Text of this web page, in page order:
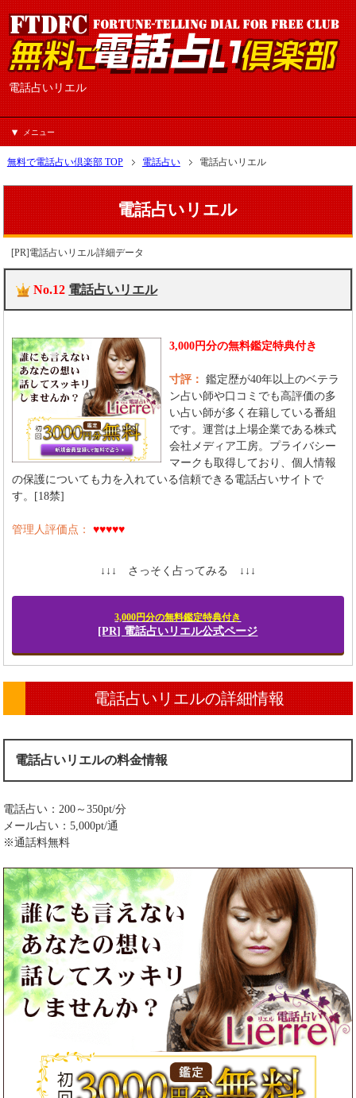
電話占いリエル
メニュー
無料で電話占い倶楽部 TOP 電話占い 電話占いリエル
電話占いリエル
[PR]電話占いリエル詳細データ
No.12 電話占いリエル
3,000円分の無料鑑定特典付き
寸評： 鑑定歴が40年以上のベテラ
ン占い師や口コミでも高評価の多
い占い師が多く在籍している番組
です。運営は上場企業である株式
会社メディア工房。プライバシー
マークも取得しており、個人情報
の保護についても力を入れている信頼できる電話占いサイトで
す。[18禁]
管理人評価点：♥♥♥♥♥
↓↓↓ さっそく占ってみる ↓↓↓
3,000円分の無料鑑定特典付き
[PR] 電話占いリエル公式ページ
電話占いリエルの詳細情報
電話占いリエルの料金情報
電話占い：200～350pt/分
メール占い：5,000pt/通
※通話料無料